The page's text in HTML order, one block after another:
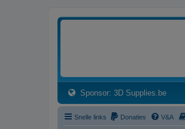
Sponsor: 3D Supplies.be
Snelle links Donaties V&A